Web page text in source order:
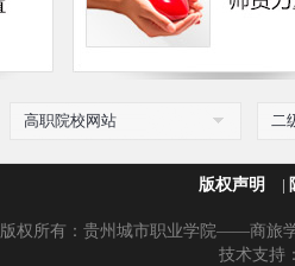
高职院校网站 二
版权声明 |
版权所有：贵州城市职业学院——商旅
技术支持